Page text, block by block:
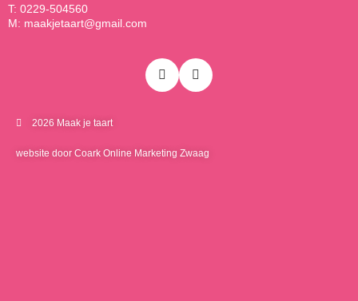
T: 0229-504560
M: maakjetaart@gmail.com
2026 Maak je taart
website door Coark Online Marketing Zwaag